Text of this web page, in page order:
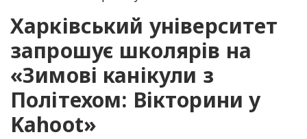
Харківський університет
запрошує школярів на
«Зимові канікули з
Політехом: Вікторини у
Kahoot»